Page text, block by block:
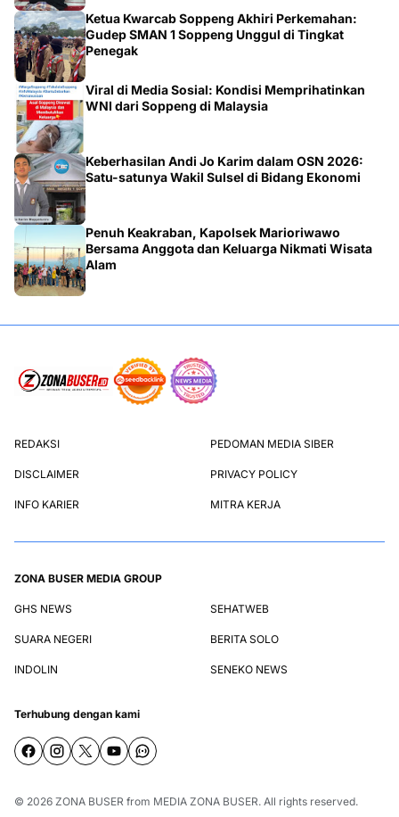
Ketua Kwarcab Soppeng Akhiri Perkemahan:
Gudep SMAN 1 Soppeng Unggul di Tingkat
Penegak
Viral di Media Sosial: Kondisi Memprihatinkan
WNI dari Soppeng di Malaysia
Keberhasilan Andi Jo Karim dalam OSN 2026:
Satu-satunya Wakil Sulsel di Bidang Ekonomi
Penuh Keakraban, Kapolsek Marioriwawo
Bersama Anggota dan Keluarga Nikmati Wisata
Alam
REDAKSI PEDOMAN MEDIA SIBER
DISCLAIMER PRIVACY POLICY
INFO KARIER MITRA KERJA
ZONA BUSER MEDIA GROUP
GHS NEWS SEHATWEB
SUARA NEGERI BERITA SOLO
INDOLIN SENEKO NEWS
Terhubung dengan kami
© 2026 ZONA BUSER from MEDIA ZONA BUSER. All rights reserved.